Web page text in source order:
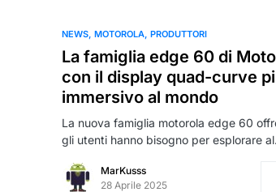
NEWS MOTOROLA PRODUTTORI
La famiglia edge 60 di
con il display quad-curve
immersivo al mondo
La nuova famiglia motorola edge 60
gli utenti hanno bisogno per esplorare
MarKusss
28 Aprile 2025